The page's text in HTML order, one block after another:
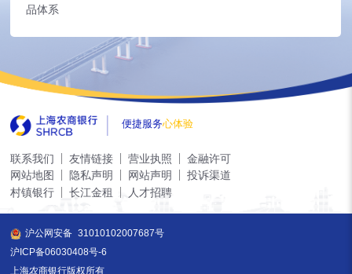
品体系
便捷服务心体验
联系我们 友情链接 营业执照
金融许可
网站地图
隐私声明 网站声明
投诉渠道
村镇银行
长江金租 人才招聘
沪公网安备 31010102007687号
沪ICP备06030408号-6
上海农商银行版权所有